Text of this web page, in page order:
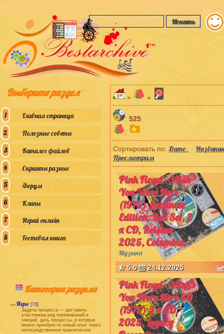
™
Выберите раздел
Главная страница
Полезные советы
Каталог файлов
Скрипты разные
Форум
Клипы
Играй онлайн
Гостевая книга
Категории раздела
Игры [73]
Задача процесса — доставить
участникам ряд переживаний и
эмоций, дать процессы, в которых
можно приобрести новый опыт через
непосредственное практическое
» »
:525
:
Сортировать по: Дате ·
Просмотрам
Pink Floyd - Wish
You Were Here
(1975) Japanese
Edition, Box Set, 2
x CD, Reissue,
2025, Columbia.
Музыка
5.0 24.12.2025
Pink Floyd - Wish
You Were Here 50
(1975) 3 x CD,
2025, Legacy